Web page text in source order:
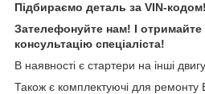
Підбираємо деталь за VIN-
Зателефонуйте нам! І
консультацію спеціаліста!
В наявності є стартери на інші
Також є комплектуючі для ремонту